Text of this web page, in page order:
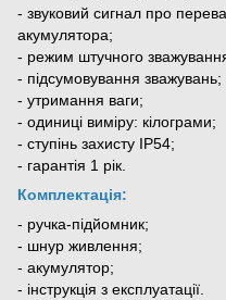
- звуковий сигнал про
акумулятора;
- режим штучного
- підсумовування зважувань;
- утримання ваги;
- одиниці виміру: кілограми;
- ступінь захисту IP54;
- гарантія 1 рік.
Комплектація:
- ручка-підйомник;
- шнур живлення;
- акумулятор;
- інструкція з експлуатації.